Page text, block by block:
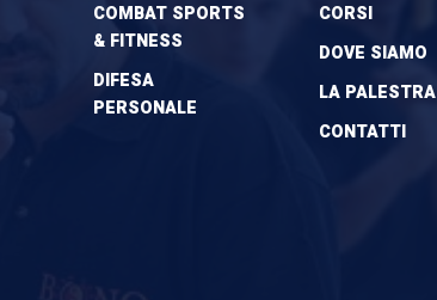
COMBAT SPORTS
& FITNESS
DIFESA
PERSONALE
CORSI
DOVE SIAMO
LA PALESTRA
CONTATTI